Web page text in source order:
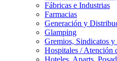
Fábricas e Industrias
Farmacias
Generación y
Glamping
Gremios, Sindicatos y
Hospitales / Atención
Hoteles, Aparts,